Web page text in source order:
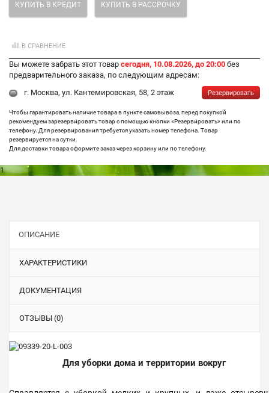
КУПИТЬ В КРЕДИТ КУПИТЬ В РАССРОЧКУ
В СРАВНЕНИЕ
Вы можете забрать этот товар сегодня, 10.08.2026, до 20:00 без
предварительного заказа, по следующим адресам:
г. Москва, ул. Кантемировская, 58, 2 этаж
Резервировать
Чтобы гарантировать наличие товара в пункте самовывоза, перед покупкой
рекомендуем зарезервировать товар с помощью кнопки «Резервировать» или по
телефону. Для резервирования требуется указать номер телефона. Товар
резервируется на сутки.
Для доставки товара оформите заказ через корзину или по телефону.
1
ОПИСАНИЕ
ХАРАКТЕРИСТИКИ
ДОКУМЕНТАЦИЯ
ОТЗЫВЫ (0)
Для уборки дома и территории вокруг